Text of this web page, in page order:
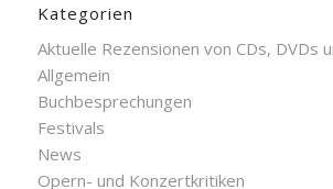
Kategorien
Aktuelle Rezensionen von CDs, DVDs
Allgemein
Buchbesprechungen
Festivals
News
Opern- und Konzertkritiken